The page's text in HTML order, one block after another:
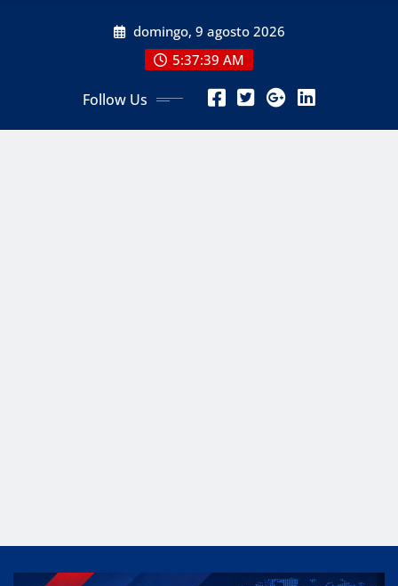
domingo, 9 agosto 2026
5:37:41 AM
Follow Us